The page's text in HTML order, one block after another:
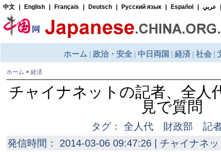
ホーム > 経済
チャイナネットの記者、全人
見で質問
タグ： 全人代 財政部 記
発信時間： 2014-03-06 09:47:26 | チャイナネ